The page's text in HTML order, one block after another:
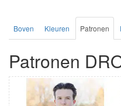
Boven Kleuren Patronen
Patronen